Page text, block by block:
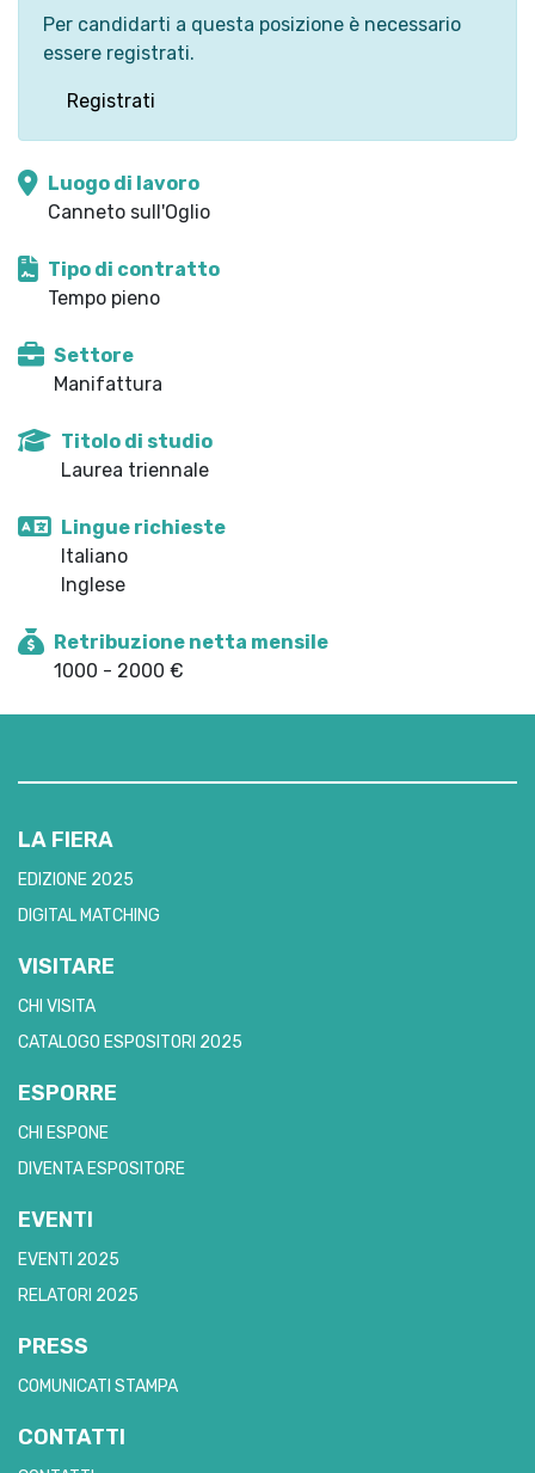
Per candidarti a questa posizione è necessario
essere registrati.
Registrati
Luogo di lavoro
Canneto sull'Oglio
Tipo di contratto
Tempo pieno
Settore
Manifattura
Titolo di studio
Laurea triennale
Lingue richieste
Italiano
Inglese
Retribuzione netta mensile
1000 - 2000 €
LA FIERA
EDIZIONE 2025
DIGITAL MATCHING
VISITARE
CHI VISITA
CATALOGO ESPOSITORI 2025
ESPORRE
CHI ESPONE
DIVENTA ESPOSITORE
EVENTI
EVENTI 2025
RELATORI 2025
PRESS
COMUNICATI STAMPA
CONTATTI